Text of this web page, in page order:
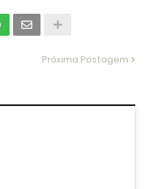
Próxima Postagem